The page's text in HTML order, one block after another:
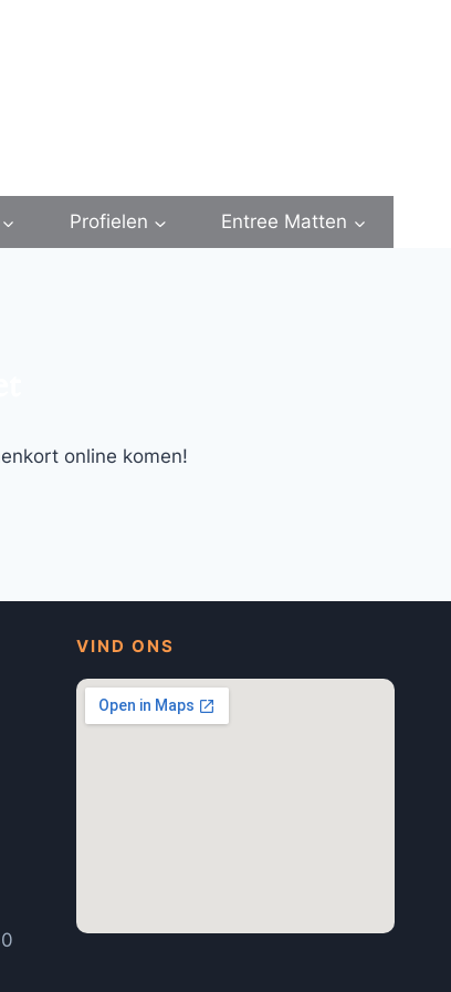
Profielen Entree Matten
online komen!
VIND ONS